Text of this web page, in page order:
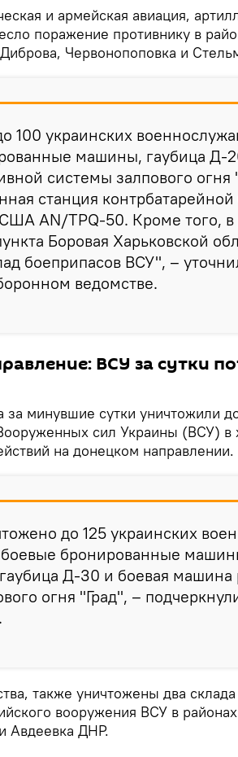
и армейская авиация,
поражение противнику в
Червонопоповка и
100 украинских
машины, гаубица Д-
системы залпового огня
станция
AN/TPQ-50. Кроме того, в
Боровая Харьковской
боеприпасов ВСУ", –
ведомстве.
ВСУ за сутки
за минувшие сутки уничтожили
сил Украины (ВСУ) в
на донецком направлении.
до 125 украинских
боевые бронированные
Д-30 и боевая машина
огня "Град", –
также уничтожены два
вооружения ВСУ в
Авдеевка ДНР.